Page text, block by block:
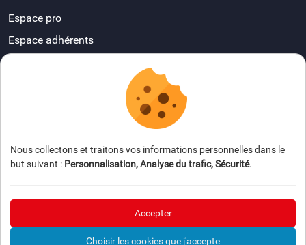
Espace pro
Espace adhérents
FAQ
© 2026 AFDIAG — Tous droits réservés
Nous collectons et traitons vos informations personnelles dans le
but suivant : Personnalisation, Analyse du trafic, Sécurité.
Accepter
Choisir les cookies que j'accepte